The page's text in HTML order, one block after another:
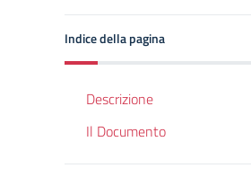
Indice della pagina
Descrizione
Il Documento